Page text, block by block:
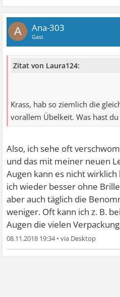
A Ana-303
Gast
Zitat von Laura124:
Krass, hab so ziemlich die
vorallem Übelkeit. Was hast
Also, ich sehe oft
und das mit meiner neuen
Augen kann es nicht
ich wieder besser ohne
aber auch täglich die
weniger. Oft kann ich z. B.
Augen die vielen
08.11.2018 19:34•